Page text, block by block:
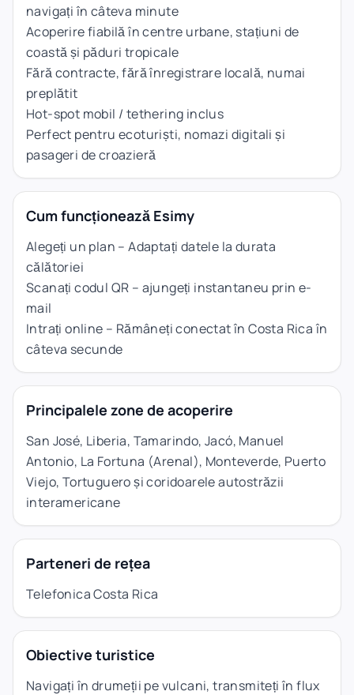
navigați în câteva minute
Acoperire fiabilă în centre urbane, stațiuni de
coastă și păduri tropicale
Fără contracte, fără înregistrare locală, numai
preplătit
Hot-spot mobil / tethering inclus
Perfect pentru ecoturiști, nomazi digitali și
pasageri de croazieră
Cum funcționează Esimy
Alegeți un plan – Adaptați datele la durata
călătoriei
Scanați codul QR – ajungeți instantaneu prin e-
mail
Intrați online – Rămâneți conectat în Costa Rica în
câteva secunde
Principalele zone de acoperire
San José, Liberia, Tamarindo, Jacó, Manuel
Antonio, La Fortuna (Arenal), Monteverde, Puerto
Viejo, Tortuguero și coridoarele autostrăzii
interamericane
Parteneri de rețea
Telefonica Costa Rica
Obiective turistice
Navigați în drumeții pe vulcani, transmiteți în flux